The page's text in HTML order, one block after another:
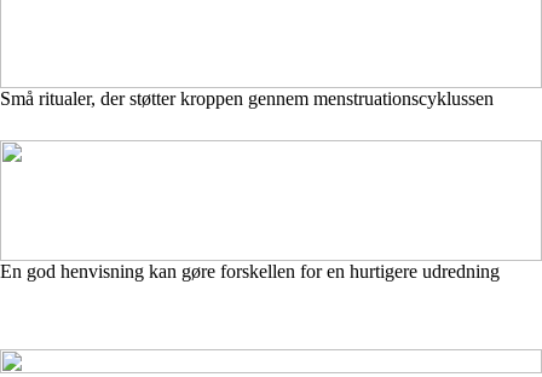
Små ritualer, der støtter kroppen gennem menstruationscyklussen
En god henvisning kan gøre forskellen for en hurtigere udredning